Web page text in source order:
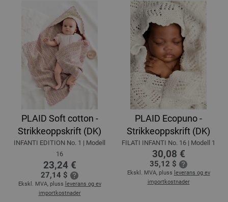
PLAID Soft cotton -
Strikkeoppskrift (DK)
INFANTI EDITION No. 1 | Modell
16
23,24 €
27,14 $
Ekskl. MVA, pluss leverans og ev
importkostnader
PLAID Ecopuno -
Strikkeoppskrift (DK)
FILATI INFANTI No. 16 | Modell 1
30,08 €
35,12 $
Ekskl. MVA, pluss leverans og ev
importkostnader